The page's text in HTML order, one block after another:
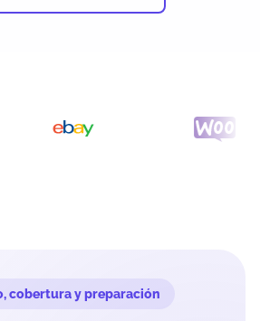
cobertura y preparación